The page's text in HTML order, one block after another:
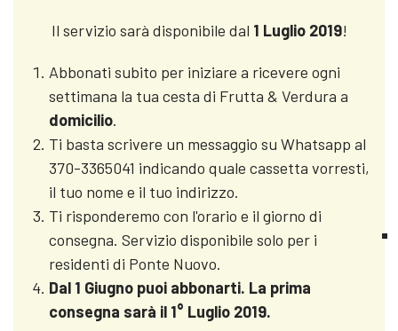
Il servizio sarà disponibile dal 1 Luglio 2019!
Abbonati subito per iniziare a ricevere ogni
settimana la tua cesta di Frutta & Verdura a
domicilio.
Ti basta scrivere un messaggio su Whatsapp al
370-3365041 indicando quale cassetta vorresti,
il tuo nome e il tuo indirizzo.
Ti risponderemo con l'orario e il giorno di
consegna. Servizio disponibile solo per i
residenti di Ponte Nuovo.
Dal 1 Giugno puoi abbonarti. La prima
consegna sarà il 1° Luglio 2019.